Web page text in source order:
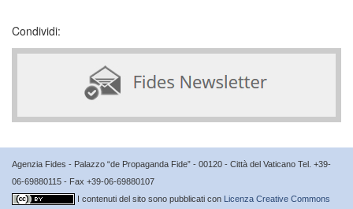
Condividi:
Agenzia Fides - Palazzo “de Propaganda Fide” - 00120 - Città del Vaticano Tel. +39-
06-69880115 - Fax +39-06-69880107
I contenuti del sito sono pubblicati con Licenza Creative Commons